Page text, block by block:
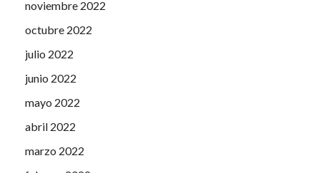
noviembre 2022
octubre 2022
julio 2022
junio 2022
mayo 2022
abril 2022
marzo 2022